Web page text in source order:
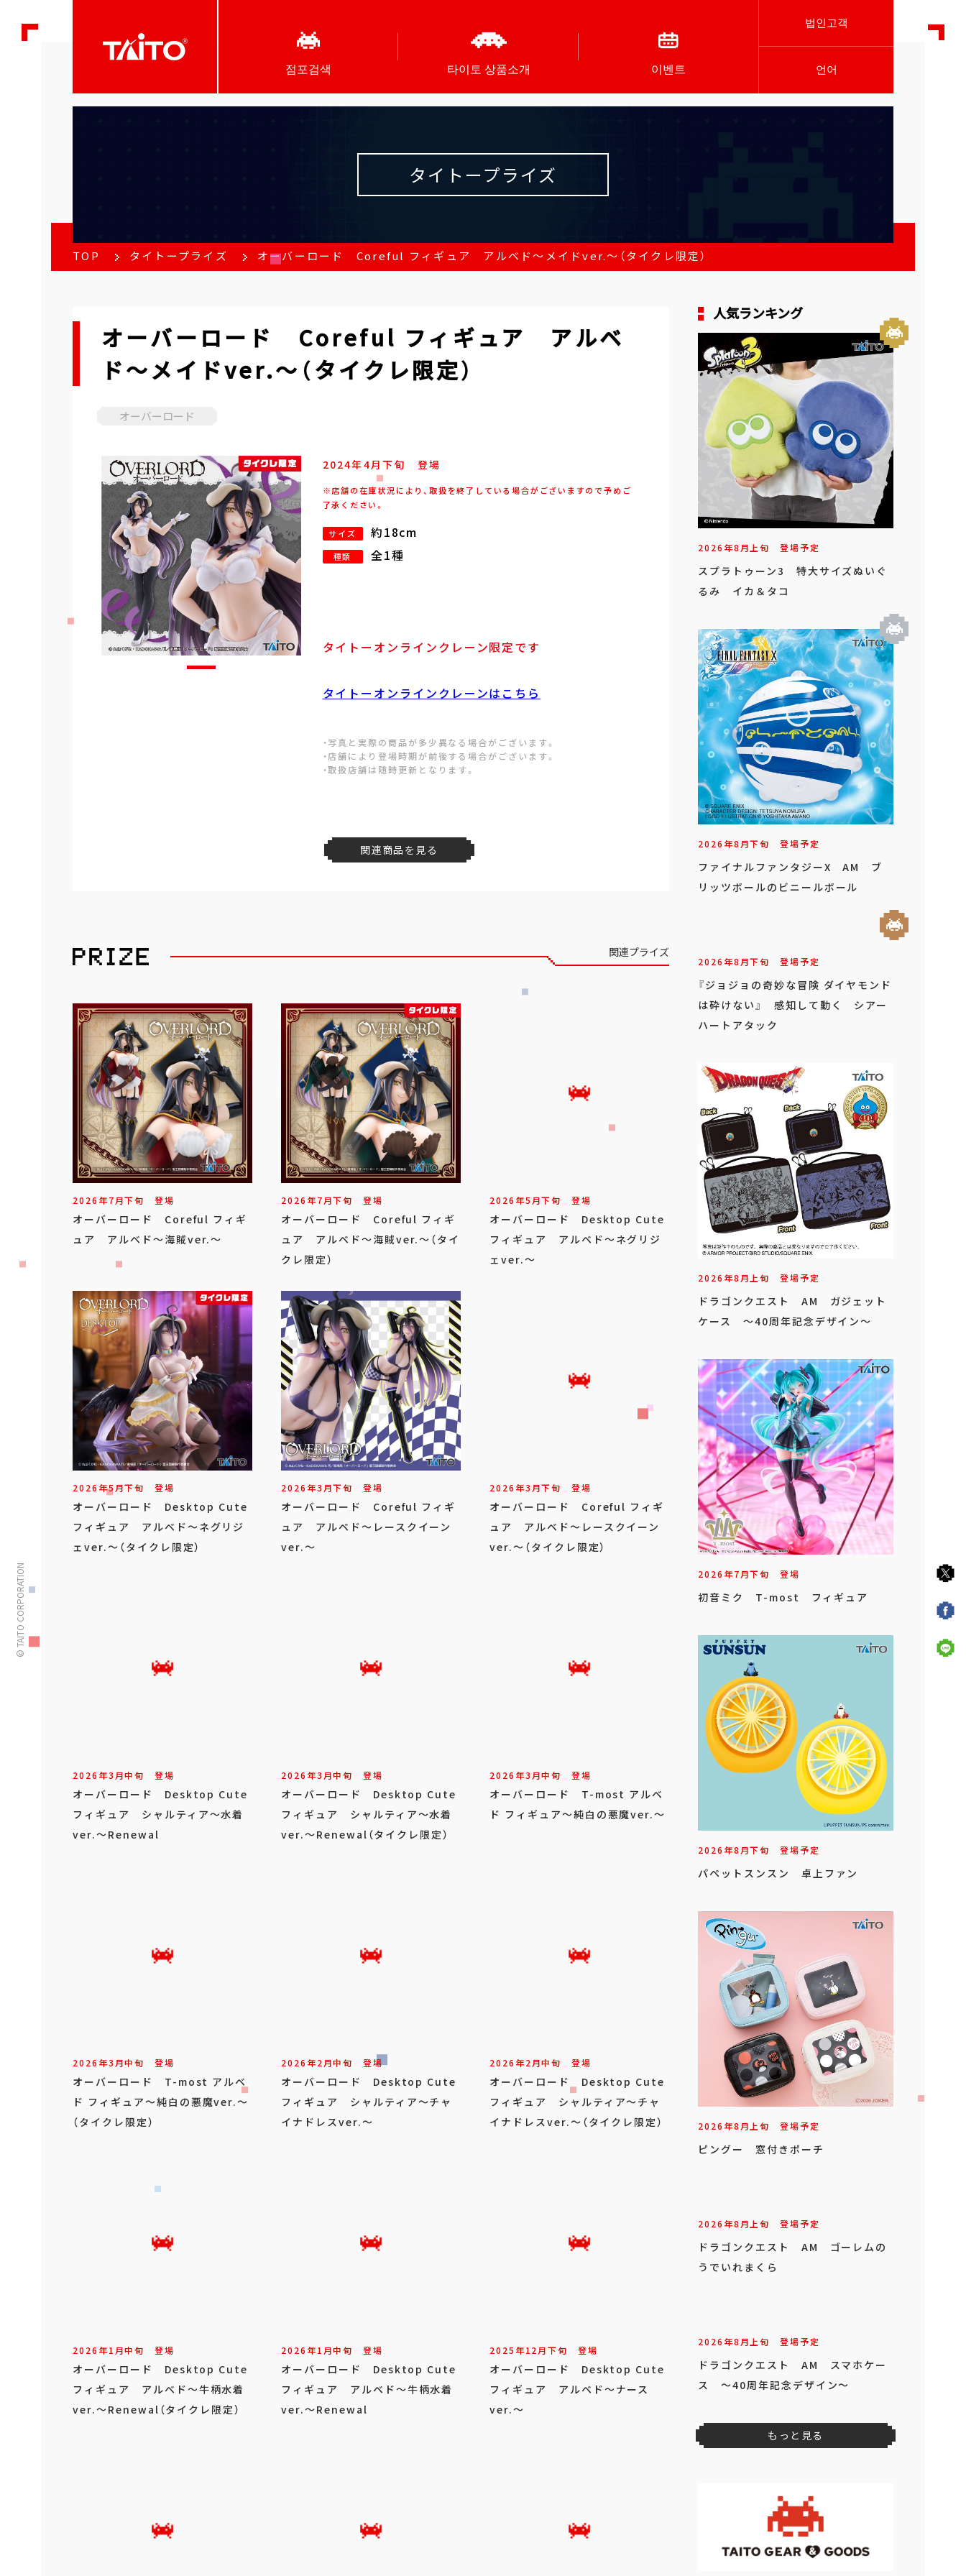
점포검색 타이토 상품소개 이벤트
법인고객
언어
© TAITO CORPORATION
タイトープライズ
TOP タイトープライズ オーバーロード Coreful フィギュア アルベド～メイドver.～（タイクレ限定）
オーバーロード Coreful フィギュア アルベ
ド～メイドver.～（タイクレ限定）
オーバーロード
2024年4月下旬 登場
※店舗の在庫状況により、取扱を終了している場合がございますので予めご
了承ください。
サイズ 約18cm
種類 全1種
タイトーオンラインクレーン限定です
タイトーオンラインクレーンはこちら
・写真と実際の商品が多少異なる場合がございます。
・店舗により登場時期が前後する場合がございます。
・取扱店舗は随時更新となります。
関連商品を見る
関連プライズ
2026年7月下旬 登場
オーバーロード Coreful フィギ
ュア アルベド～海賊ver.～
2026年7月下旬 登場
オーバーロード Coreful フィギ
ュア アルベド～海賊ver.～（タイ
クレ限定）
2026年5月下旬 登場
オーバーロード Desktop Cute
フィギュア アルベド～ネグリジ
ェver.～
2026年5月下旬 登場
オーバーロード Desktop Cute
フィギュア アルベド～ネグリジ
ェver.～（タイクレ限定）
2026年3月下旬 登場
オーバーロード Coreful フィギ
ュア アルベド～レースクイーン
ver.～
2026年3月下旬 登場
オーバーロード Coreful フィギ
ュア アルベド～レースクイーン
ver.～（タイクレ限定）
2026年3月中旬 登場
オーバーロード Desktop Cute
フィギュア シャルティア～水着
ver.～Renewal
2026年3月中旬 登場
オーバーロード Desktop Cute
フィギュア シャルティア～水着
ver.～Renewal（タイクレ限定）
2026年3月中旬 登場
オーバーロード T-most アルベ
ド フィギュア～純白の悪魔ver.～
2026年3月中旬 登場
オーバーロード T-most アルベ
ド フィギュア～純白の悪魔ver.～
（タイクレ限定）
2026年2月中旬 登場
オーバーロード Desktop Cute
フィギュア シャルティア～チャ
イナドレスver.～
2026年2月中旬 登場
オーバーロード Desktop Cute
フィギュア シャルティア～チャ
イナドレスver.～（タイクレ限定）
2026年1月中旬 登場
オーバーロード Desktop Cute
フィギュア アルベド～牛柄水着
ver.～Renewal（タイクレ限定）
2026年1月中旬 登場
オーバーロード Desktop Cute
フィギュア アルベド～牛柄水着
ver.～Renewal
2025年12月下旬 登場
オーバーロード Desktop Cute
フィギュア アルベド～ナース
ver.～
人気ランキング
2026年8月上旬 登場予定
スプラトゥーン3 特大サイズぬいぐ
るみ イカ＆タコ
2026年8月下旬 登場予定
ファイナルファンタジーX AM ブ
リッツボールのビニールボール
2026年8月下旬 登場予定
『ジョジョの奇妙な冒険 ダイヤモンド
は砕けない』 感知して動く シアー
ハートアタック
2026年8月上旬 登場予定
ドラゴンクエスト AM ガジェット
ケース ～40周年記念デザイン～
2026年7月下旬 登場
初音ミク T-most フィギュア
2026年8月下旬 登場予定
パペットスンスン 卓上ファン
2026年8月上旬 登場予定
ピングー 窓付きポーチ
2026年8月上旬 登場予定
ドラゴンクエスト AM ゴーレムの
うでいれまくら
2026年8月上旬 登場予定
ドラゴンクエスト AM スマホケー
ス ～40周年記念デザイン～
もっと見る